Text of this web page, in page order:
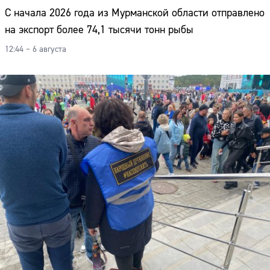
С начала 2026 года из Мурманской области отправлено
на экспорт более 74,1 тысячи тонн рыбы
12:44 – 6 августа
Адрес:
Телефон: